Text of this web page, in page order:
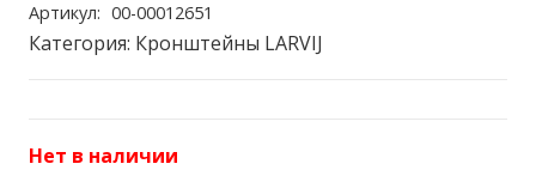
Артикул: 00-00012651
Категория: Кронштейны LARVIJ
Нет в наличии